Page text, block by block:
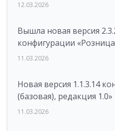
12.03.2026
Вышла новая версия
конфигурации
11.03.2026
Новая версия 1.1.3.14
(базовая), редакция 1.0»
11.03.2026